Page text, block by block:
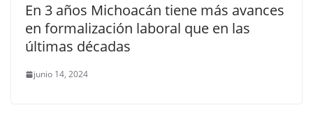
En 3 años Michoacán tiene más avances
en formalización laboral que en las
últimas décadas
junio 14, 2024